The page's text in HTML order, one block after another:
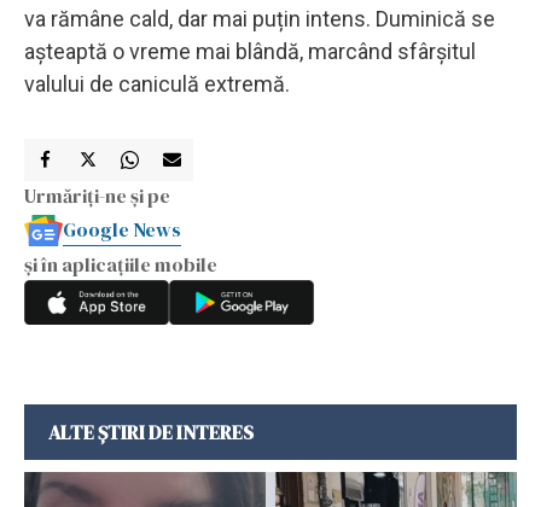
va rămâne cald, dar mai puțin intens. Duminică se
așteaptă o vreme mai blândă, marcând sfârșitul
valului de caniculă extremă.
Urmăriți-ne și pe
Google News
și în aplicațiile mobile
ALTE ȘTIRI DE INTERES